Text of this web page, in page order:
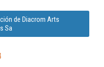
de Diacrom Arts
Sa